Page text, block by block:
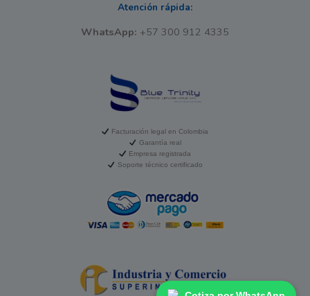
Atención rápida:
WhatsApp: +57 300 912 4335
Facturación legal en Colombia
Garantía real
Empresa registrada
Soporte técnico certificado